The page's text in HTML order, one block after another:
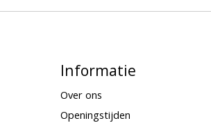
Informatie
Over ons
Openingstijden